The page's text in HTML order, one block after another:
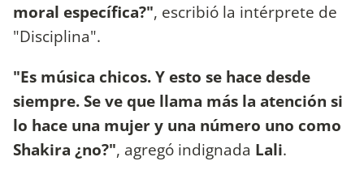
moral específica?", escribió la intérprete de
"Disciplina".
"Es música chicos. Y esto se hace desde
siempre. Se ve que llama más la atención si
lo hace una mujer y una número uno como
Shakira ¿no?", agregó indignada Lali.